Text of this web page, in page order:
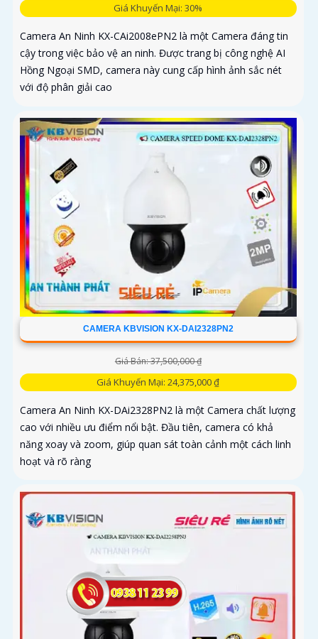
Giá Khuyến Mại: 30%
Camera An Ninh KX-CAi2008ePN2 là một Camera đáng tin
cậy trong việc bảo vệ an ninh. Được trang bị công nghệ AI
Hồng Ngoại SMD, camera này cung cấp hình ảnh sắc nét
với độ phân giải cao
CAMERA KBVISION KX-DAI2328PN2
Giá Bán: 37,500,000 ₫
Giá Khuyến Mại: 24,375,000 ₫
Camera An Ninh KX-DAi2328PN2 là một Camera chất lượng
cao với nhiều ưu điểm nổi bật. Đầu tiên, camera có khả
năng xoay và zoom, giúp quan sát toàn cảnh một cách linh
hoạt và rõ ràng